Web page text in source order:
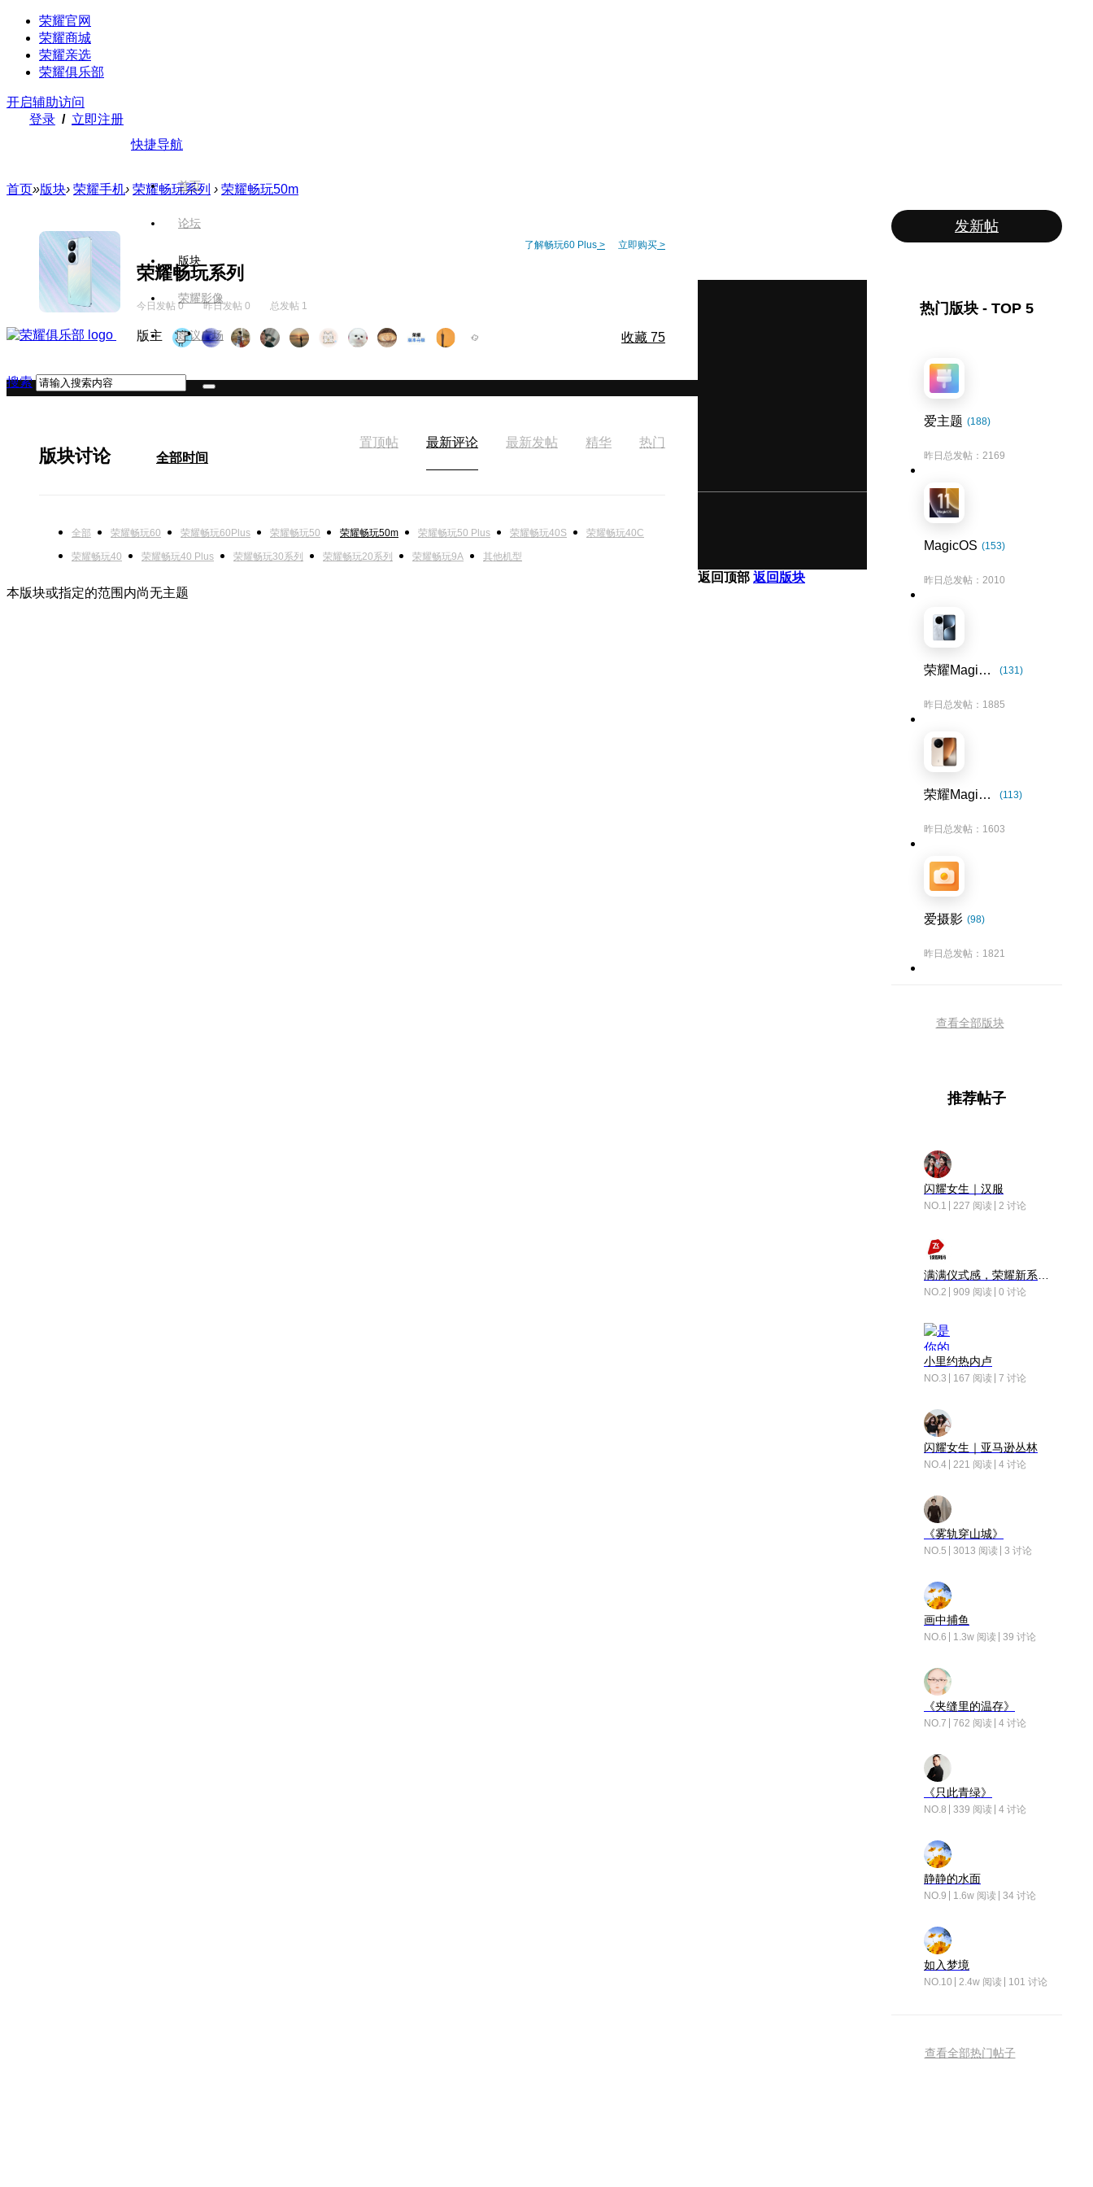
荣耀官网
荣耀商城
荣耀亲选
荣耀俱乐部
开启辅助访问
登录 / 立即注册
快捷导航
首页
论坛
版块
荣耀影像
建议广场
搜索
首页»版块› 荣耀手机› 荣耀畅玩系列 › 荣耀畅玩50m
荣耀畅玩系列
立即购买 >
了解畅玩60 Plus >
今日发帖 0 昨日发帖 0 总发帖 1
版主 收藏 75
版块讨论 全部时间
置顶帖 最新评论 最新发帖 精华 热门
全部 荣耀畅玩60 荣耀畅玩60Plus 荣耀畅玩50 荣耀畅玩50m 荣耀畅玩50 Plus 荣耀畅玩40S 荣耀畅玩40C
荣耀畅玩40 荣耀畅玩40 Plus 荣耀畅玩30系列 荣耀畅玩20系列 荣耀畅玩9A 其他机型
本版块或指定的范围内尚无主题
发新帖
热门版块 - TOP 5
爱主题 (188)
昨日总发帖：2169
MagicOS (153)
昨日总发帖：2010
荣耀Magic7系列 (131)
昨日总发帖：1885
荣耀Magic8系列 (113)
昨日总发帖：1603
爱摄影 (98)
昨日总发帖：1821
查看全部版块
推荐帖子
闪耀女生｜汉服
NO.1 227 阅读 2 讨论
NO.2 909 阅读 0 讨论
小里约热内卢
NO.3 167 阅读 7 讨论
闪耀女生｜亚马逊丛林
NO.4 221 阅读 4 讨论
《雾轨穿山城》
NO.5 3013 阅读 3 讨论
画中捕鱼
NO.6 1.3w 阅读 39 讨论
《夹缝里的温存》
NO.7 762 阅读 4 讨论
《只此青绿》
NO.8 339 阅读 4 讨论
静静的水面
NO.9 1.6w 阅读 34 讨论
如入梦境
NO.10 2.4w 阅读 101 讨论
查看全部热门帖子
返回顶部 返回版块